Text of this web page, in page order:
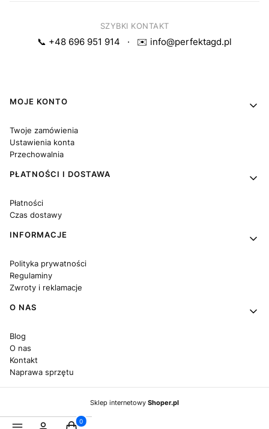
SZYBKI KONTAKT
📞 +48 696 951 914 · ✉️ info@perfektagd.pl
Linki w stopce
MOJE KONTO
Twoje zamówienia
Ustawienia konta
Przechowalnia
PŁATNOŚCI I DOSTAWA
Płatności
Czas dostawy
INFORMACJE
Polityka prywatności
Regulaminy
Zwroty i reklamacje
O NAS
Blog
O nas
Kontakt
Naprawa sprzętu
Sklep internetowy Shoper.pl
Produkty w koszyku: 0. Zobacz szczegóły